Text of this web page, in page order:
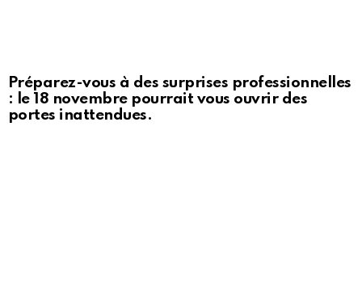
Préparez-vous à des surprises professionnelles
: le 18 novembre pourrait vous ouvrir des
portes inattendues.